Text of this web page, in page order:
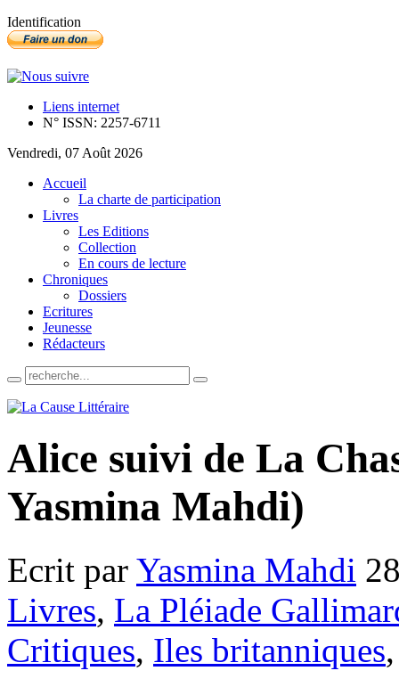
Identification
Liens internet
N° ISSN: 2257-6711
Vendredi, 07 Août 2026
Accueil
La charte de participation
Livres
Les Editions
Collection
En cours de lecture
Chroniques
Dossiers
Ecritures
Jeunesse
Rédacteurs
Alice suivi de La
Yasmina Mahdi)
Ecrit par Yasmina Mahdi
Livres, La Pléiade
Critiques, Iles britanniques